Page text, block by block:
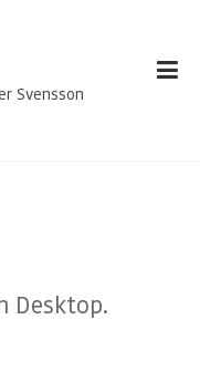
Svensson
Desktop.